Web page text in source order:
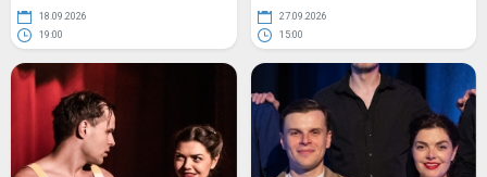
18.09.2026
19:00
27.09.2026
15:00